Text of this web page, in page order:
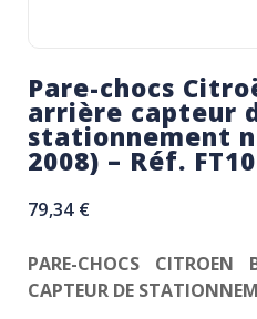
Pare-chocs
arrière capteur
stationnement
2008) – Réf.
79,34 €
PARE-CHOCS CITROEN
CAPTEUR DE